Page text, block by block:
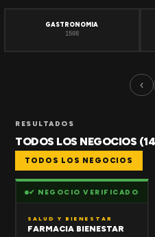
GASTRONOMIA
1508
‹
RESULTADOS
TODOS LOS NEGOCIOS
TODOS LOS NEGOCIOS
✔ NEGOCIO VERIFICADO
SALUD Y BIENESTAR
FARMACIA BIENESTAR